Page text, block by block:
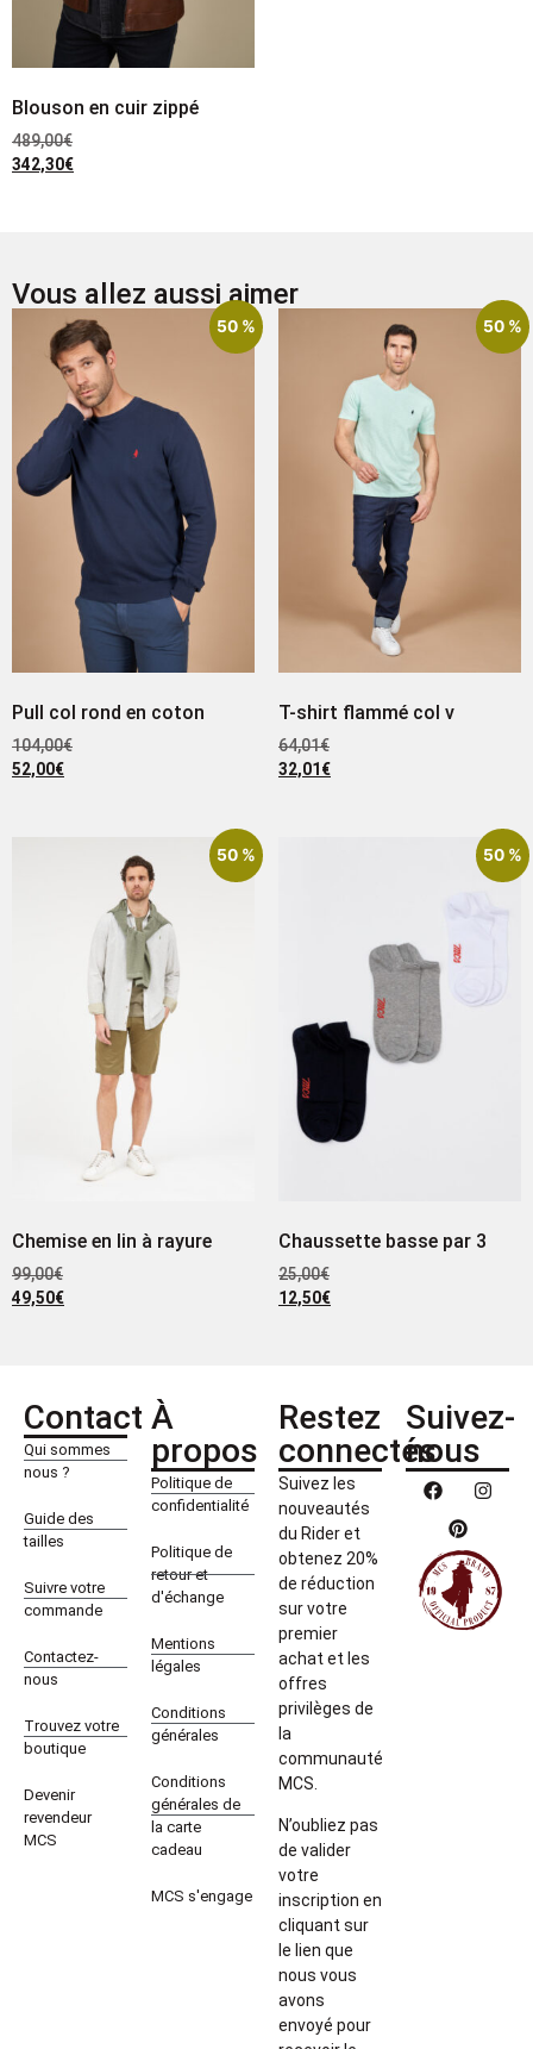
Blouson en cuir zippé
489,00€
342,30€
Vous allez aussi aimer
50 %
Pull col rond en coton
104,00€
52,00€
50 %
T-shirt flammé col v
64,01€
32,01 €
50 %
Chemise en lin à rayure
99,00€
49,50€
50 %
Chaussette basse par 3
25,00€
12,50€
Contact
Qui sommes
nous ?
Guide des
tailles
Suivre votre
commande
Contactez-
nous
Trouvez votre
boutique
Devenir
revendeur
MCS
À
propos
Politique de
confidentialité
Politique de
retour et
d'échange
Mentions
légales
Conditions
générales
Conditions
générales de
la carte
cadeau
MCS s'engage
Restez
connectés
Suivez les
nouveautés
du Rider et
obtenez 20%
de réduction
sur votre
premier
achat et les
offres
privilèges de
la
communauté
MCS.
N’oubliez pas
de valider
votre
inscription en
cliquant sur
le lien que
nous vous
avons
envoyé pour
Suivez-
nous